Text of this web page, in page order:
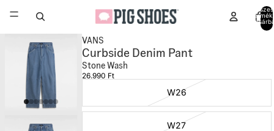
Összes
termék
VANS
Curbside Denim Pant
Stone Wash
26.990 Ft
W26
W27